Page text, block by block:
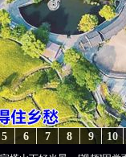
10
9
8
7
6
5